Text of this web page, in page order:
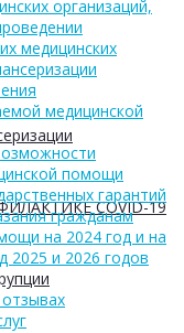
COVID-19
организаций,
медицинских
медицинской
помощи
гарантий
гражданам
на 2024 год и на
2025 и 2026 годов